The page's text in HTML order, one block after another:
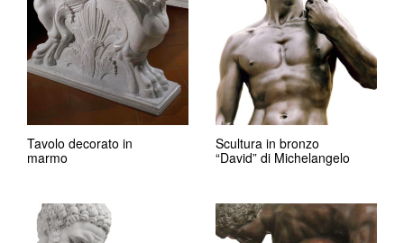
Tavolo decorato in
marmo
Scultura in bronzo
“David” di Michelangelo